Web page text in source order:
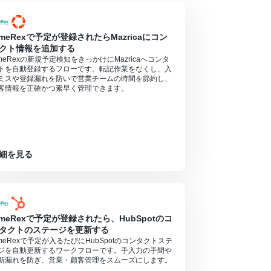
で予定が登録されたらMazricaにコン
ト情報を追加する
の新規予定検知をきっかけにMazricaへコンタ
を自動登録するフローです。転記作業をなくし、入
スや登録漏れを防いで営業チームの時間を節約し、
情報を正確かつ素早く管理できます。
を見る
で予定が登録されたら、HubSpotのコ
クトのステージを更新する
で予定が入るたびにHubSpotのコンタクトステ
を自動更新するワークフローです。手入力の手間や
漏れを防ぎ、営業・顧客管理をスムーズにします。